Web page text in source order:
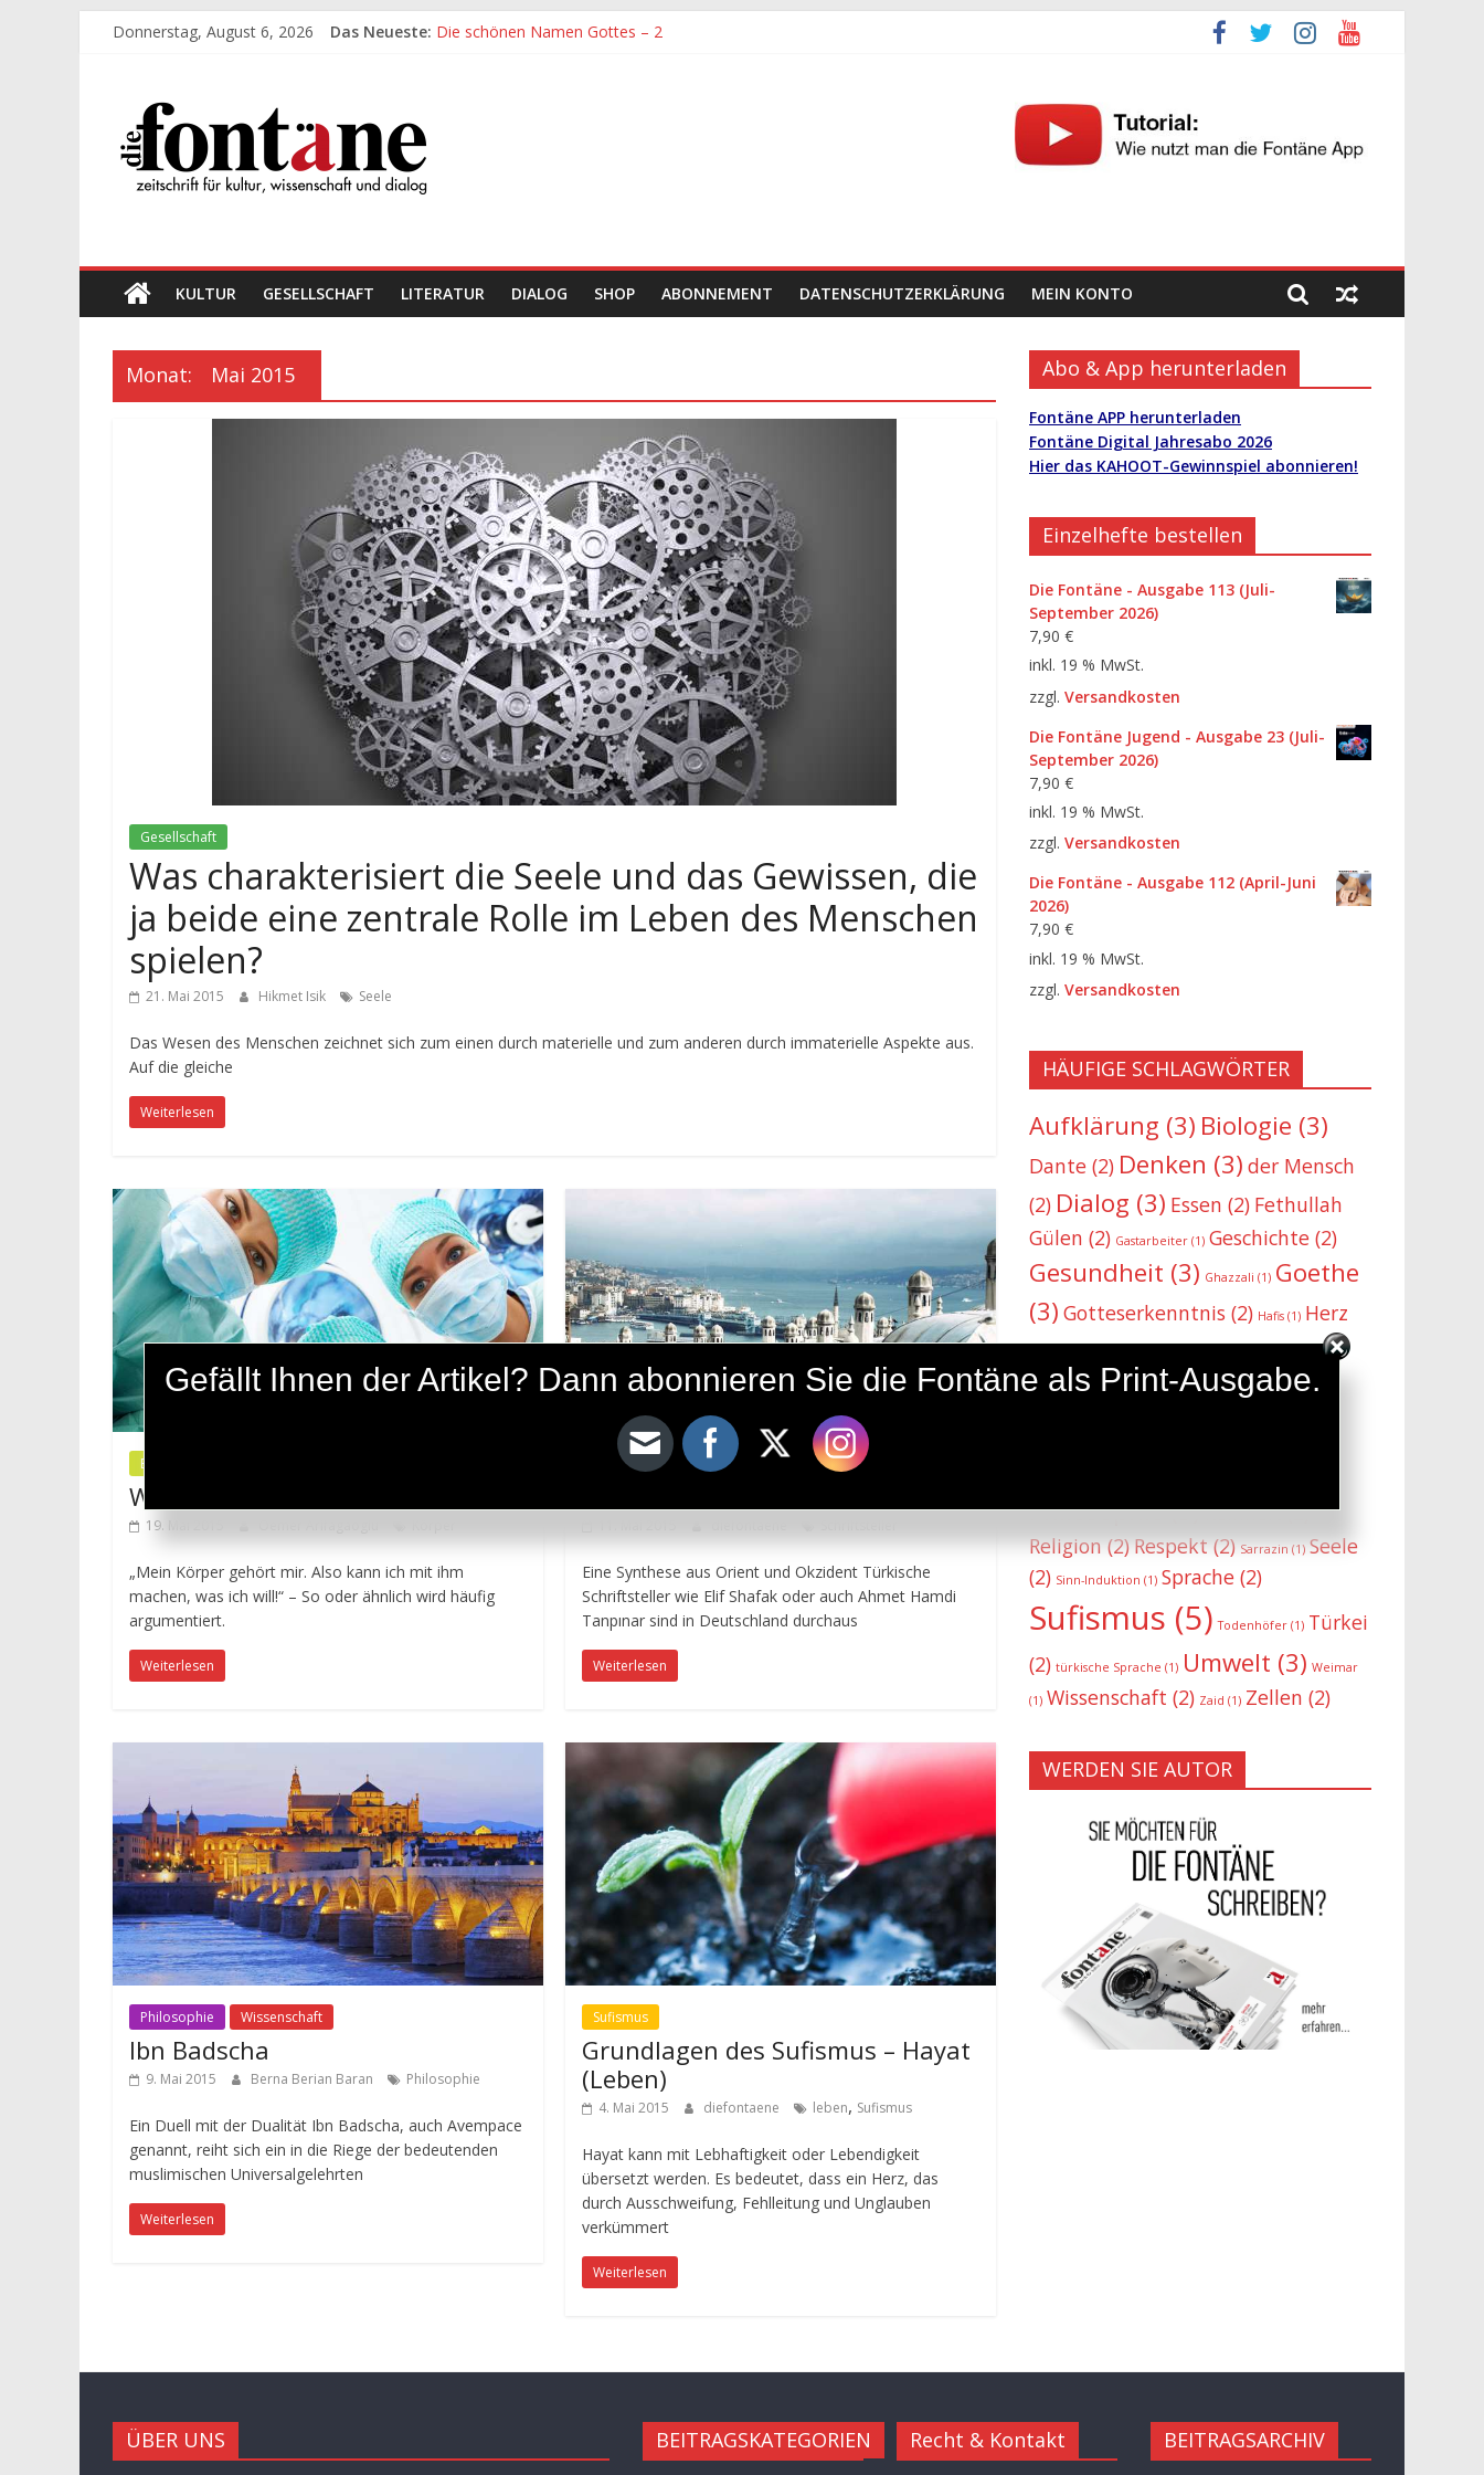
ZumDonnerstag, August 6, 2026 Das Neueste: Die schönen Namen Gottes – 2
Die
Fontäne
kultur,
wissenschaft
und
KULTUR GESELLSCHAFT LITERATUR DIALOG SHOP ABONNEMENT DATENSCHUTZERKLÄRUNG MEIN KONTO
Monat: Mai 2015
Gesellschaft
Was charakterisiert die Seele und das Gewissen, die
ja beide eine zentrale Rolle im Leben des Menschen
spielen?
21. Mai 2015 Hikmet Isik Seele
Das Wesen des Menschen zeichnet sich zum einen durch materielle und zum anderen durch immaterielle Aspekte aus.
Auf die gleiche
Weiterlesen
Biologie
Wem gehört dieser Körper?
19. Mai 2015
„Mein Körper gehört mir. Also kann ich mit ihm
machen, was ich will!“ – So oder ähnlich wird häufig
argumentiert.
Weiterlesen
Literatur
Eine Synthese aus Orient und Okzident Türkische
Schriftsteller wie Elif Shafak oder auch Ahmet Hamdi
Tanpınar sind in Deutschland durchaus
Weiterlesen
Philosophie Wissenschaft
Ibn Badscha
9. Mai 2015 Berna Berian Baran Philosophie
Ein Duell mit der Dualität Ibn Badscha, auch Avempace
genannt, reiht sich ein in die Riege der bedeutenden
muslimischen Universalgelehrten
Weiterlesen
Sufismus
Grundlagen des Sufismus – Hayat
(Leben)
4. Mai 2015 diefontaene leben, Sufismus
Hayat kann mit Lebhaftigkeit oder Lebendigkeit
übersetzt werden. Es bedeutet, dass ein Herz, das
durch Ausschweifung, Fehlleitung und Unglauben
verkümmert
Weiterlesen
Abo & App herunterladen
Fontäne APP herunterladen
Fontäne Digital Jahresabo 2026
Hier das KAHOOT-Gewinnspiel abonnieren!
Einzelhefte bestellen
Die Fontäne - Ausgabe 113 (Juli-
September 2026)
7,90 €
inkl. 19 % MwSt.
zzgl. Versandkosten
Die Fontäne Jugend - Ausgabe 23 (Juli-
September 2026)
7,90 €
inkl. 19 % MwSt.
zzgl. Versandkosten
Die Fontäne - Ausgabe 112 (April-Juni
2026)
7,90 €
inkl. 19 % MwSt.
zzgl. Versandkosten
HÄUFIGE SCHLAGWÖRTER
Aufklärung (3) Biologie (3)
Dante (2) Denken (3) der Mensch
(2) Dialog (3) Essen (2) Fethullah
Gülen (2) Gastarbeiter (1) Geschichte (2)
Gesundheit (3) Ghazzali (1) Goethe
(3) Gotteserkenntnis (2) Hafis (1) Herz
Islam(4)
(2)
Koran(2) Krankheit(3)
Philosophie(3)Reinheit(2)
Religion(2)Respekt(2) Sarrazin (1) Seele
(2) Sinn-Induktion (1) Sprache (2)
Sufismus (5) Todenhöfer (1) Türkei
(2) türkische Sprache (1) Umwelt (3) Weimar
(1) Wissenschaft (2) Zaid (1) Zellen (2)
WERDEN SIE AUTOR
ÜBER UNS BEITRAGSKATEGORIEN Recht & Kontakt BEITRAGSARCHIV
Gefällt Ihnen der Artikel? Dann abonnieren Sie die Fontäne als Print-Ausgabe.